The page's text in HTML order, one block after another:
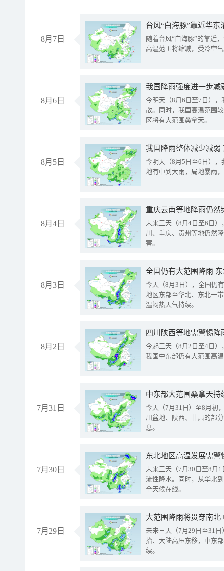
8月7日
台风“白海豚”靠近华
随着台风“白海豚”的靠近
高温范围将缩减，受冷空
8月6日
今明天（8月6日至7日）
散。同时，我国高温范围
区将有大范围桑拿天。
8月5日
我国降雨整体减少减弱
今明天（8月5日至6日）
地有中到大雨，局地暴雨
8月4日
重庆云南等地降雨仍然
未来三天（8月4日至6日
川、重庆、贵州等地仍然
害。
8月3日
全国仍有大范围降雨
今天（8月3日），全国仍
地区东部至华北、东北一
温闷热天气持续。
8月2日
今起三天（8月2日至4日
我国中东部仍有大范围高
7月31日
中东部大范围桑拿天
今天（7月31日）至8月初
川盆地、陕西、甘肃的部
息。
7月30日
东北地区高温发展需
未来三天（7月30日至8月
流性降水。同时，从华北
全天候在线。
7月29日
大范围降雨将贯穿南
未来三天（7月29日至31
抬、大陆高压东移，中东
续。